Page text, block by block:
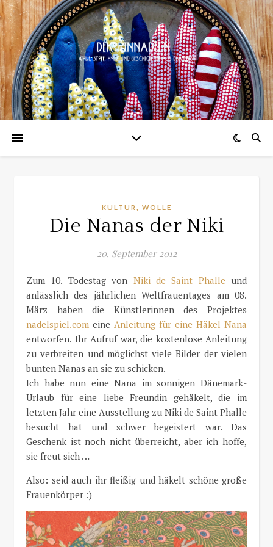
KULTUR, WOLLE
Die Nanas der Niki
20. September 2012
Zum 10. Todestag von Niki de Saint Phalle und
anlässlich des jährlichen Weltfrauentages am 08.
März haben die Künstlerinnen des Projektes
nadelspiel.com eine Anleitung für eine Häkel-Nana
entworfen. Ihr Aufruf war, die kostenlose Anleitung
zu verbreiten und möglichst viele Bilder der vielen
bunten Nanas an sie zu schicken.
Ich habe nun eine Nana im sonnigen Dänemark-
Urlaub für eine liebe Freundin gehäkelt, die im
letzten Jahr eine Ausstellung zu Niki de Saint Phalle
besucht hat und schwer begeistert war. Das
Geschenk ist noch nicht überreicht, aber ich hoffe,
sie freut sich …
Also: seid auch ihr fleißig und häkelt schöne große
Frauenkörper :)